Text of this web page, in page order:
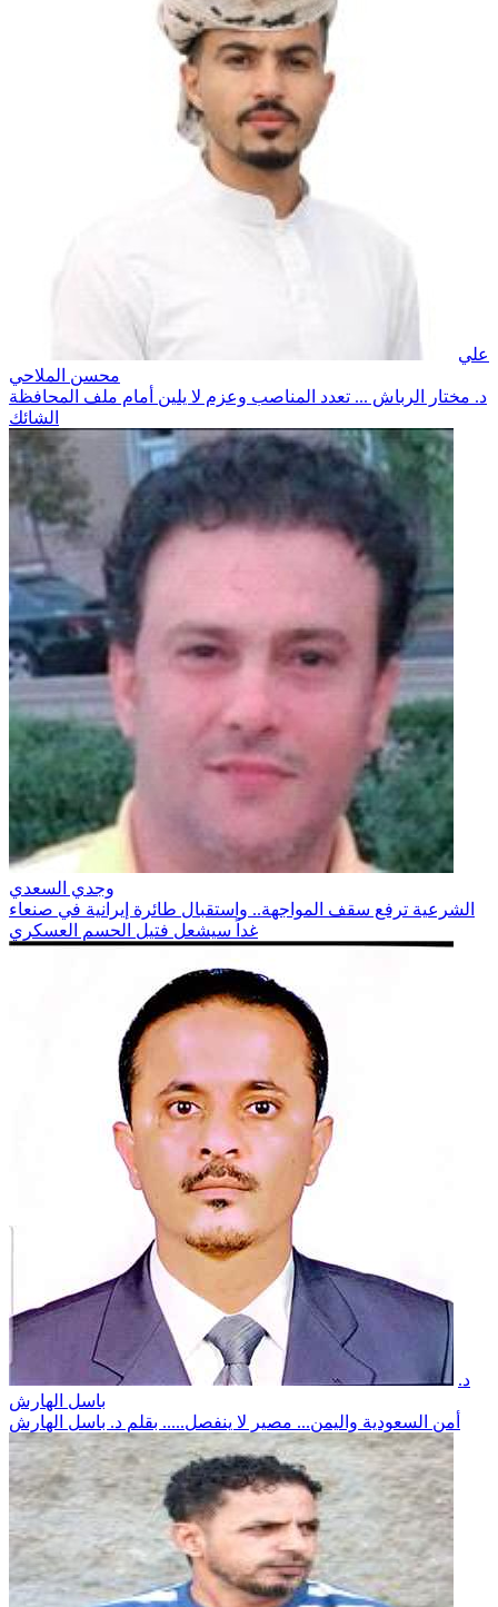
علي
محسن الملاحي
د. مختار الرباش ... تعدد المناصب وعزم لا يلين أمام ملف المحافظة
الشائك
وجدي السعدي
الشرعية ترفع سقف المواجهة.. واستقبال طائرة إيرانية في صنعاء
غداً سيشعل فتيل الحسم العسكري
د.
باسل الهارش
أمن السعودية واليمن... مصير لا ينفصل..... بقلم د. باسل الهارش